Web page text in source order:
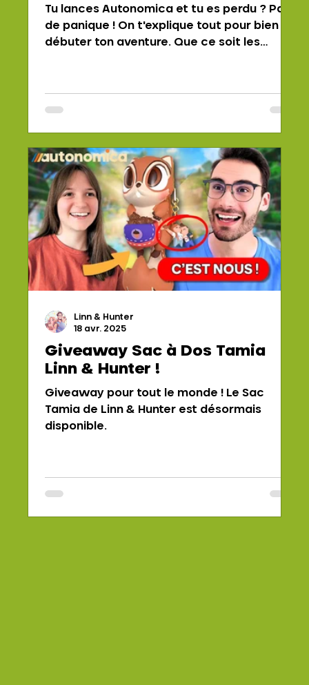
Tu lances Autonomica et tu es perdu ? Pas
de panique ! On t'explique tout pour bien
débuter ton aventure. Que ce soit les
ultime pour survivre et commencer
Autonomica en 2026 !
Giveaway Sac à Dos Tamia
Linn & Hunter !
Giveaway pour tout le monde ! Le Sac
Tamia de Linn & Hunter est désormais
disponible.
Linn & Hunter
18 avr. 2025